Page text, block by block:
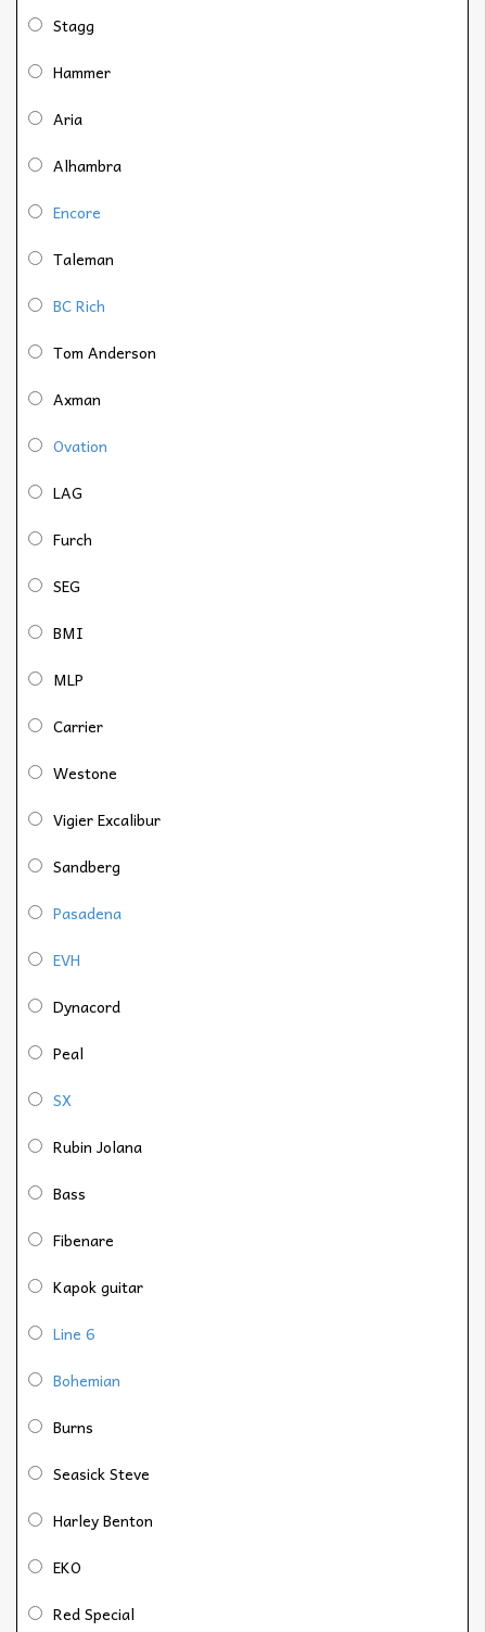
Stagg
Hammer
Aria
Alhambra
Encore
Taleman
BC Rich
Tom Anderson
Axman
Ovation
LAG
Furch
SEG
BMI
MLP
Carrier
Westone
Vigier Excalibur
Sandberg
Pasadena
EVH
Dynacord
Peal
SX
Rubin Jolana
Bass
Fibenare
Kapok guitar
Line 6
Bohemian
Burns
Seasick Steve
Harley Benton
EKO
Red Special